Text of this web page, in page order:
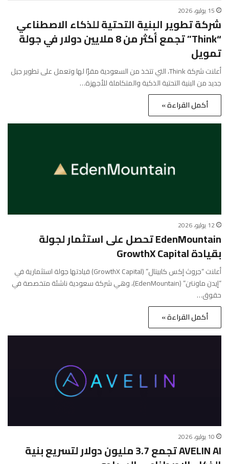
15 يوليو، 2026
شركة تطوير البنية التحتية للذكاء الاصطناعي
“Think” تجمع أكثر من 8 ملايين دولار في جولة
تمويل
أعلنت شركة Think، التي تتخذ من السعودية مقرًا لها وتعمل على تطوير جيل
جديد من البنية التحتية الذكية والمتكاملة للأجهزة…
أكمل القراءة »
12 يوليو، 2026
EdenMountain تحصل على استثمار لجولة
بقيادة GrowthX Capital
أعلنت “جروث إكس كابيتال” (GrowthX Capital) قيادتها جولة استثمارية في
“إيدن ماونتن” (EdenMountain)، وهي شركة سعودية ناشئة متخصصة في
حقوق…
أكمل القراءة »
10 يوليو، 2026
AVELIN AI تجمع 3.7 مليون دولار لتسريع بنية